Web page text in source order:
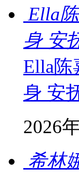
Ella
身 安
Ella陈
身 安
2026
希林